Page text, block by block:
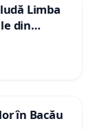
in
fixate
empatia?
pedagogic,
Limba
din
în Bacău